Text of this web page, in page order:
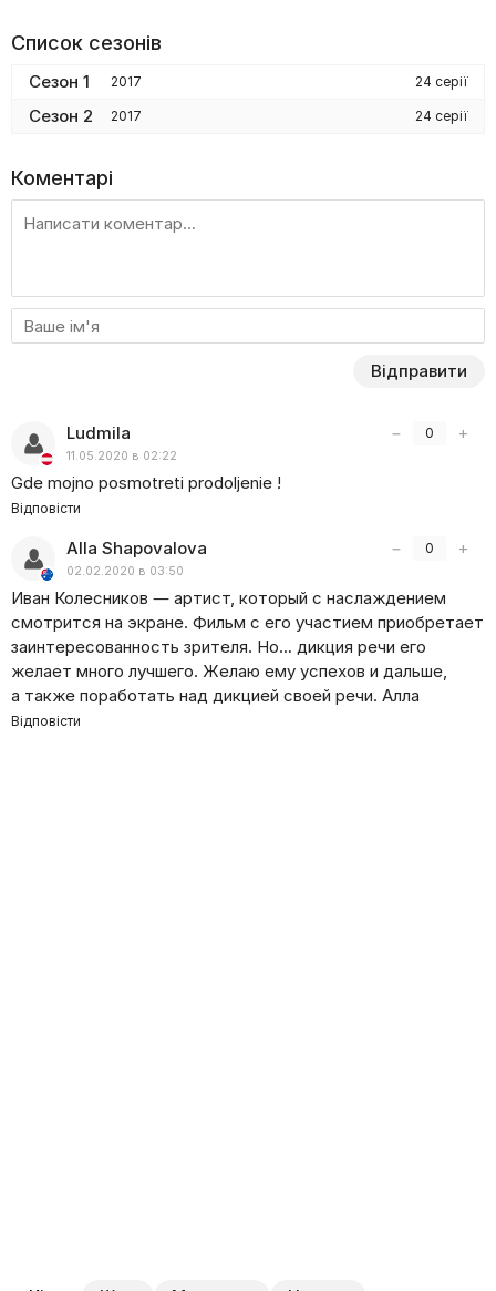
Хлопець не зміг пробачити дівчині її зраду, але чи піде він
до кінця, щоб повністю зруйнувати її життя?
у відносинах між персонажами.
режисер
звернули увагу на взаємини між героями, їхні емоції
та почуття. У серіалі поменшало екшен-сцен, зате
стосунки персонажів перейняті великою часткою
драматизму і трагізму. Герої зіткнулися з величезними
характерах та вчинках.
Дивіться другий сезон серіалу «Спокуса» на нашому
сайті Liveam.TV!
Список сезонів
Сезон 1 2017 24 серії
Сезон 2 2017 24 серії
Коментарі
Відправити
− 0 +
Ludmila
11.05.2020 в 02:22
Gde mojno posmotreti prodoljenie !
Відповісти
− 0 +
Alla Shapovalova
02.02.2020 в 03:50
Иван Колесников — артист, который с наслаждением
смотрится на экране. Фильм с его участием приобретает
заинтересованность зрителя. Но… дикция речи его
желает много лучшего. Желаю ему успехов и дальше,
а также поработать над дикцией своей речи. Алла
Відповісти